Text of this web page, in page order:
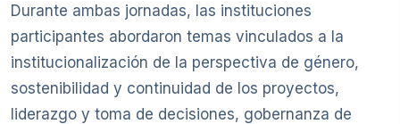
Durante ambas jornadas, las instituciones
participantes abordaron temas vinculados a la
institucionalización de la perspectiva de género,
sostenibilidad y continuidad de los proyectos,
liderazgo y toma de decisiones, gobernanza de